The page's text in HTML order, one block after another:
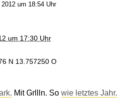
um 18:54 Uhr
um 17:30 Uhr
N 13.757250 O
Mit Grllln. So wie letztes Jahr.